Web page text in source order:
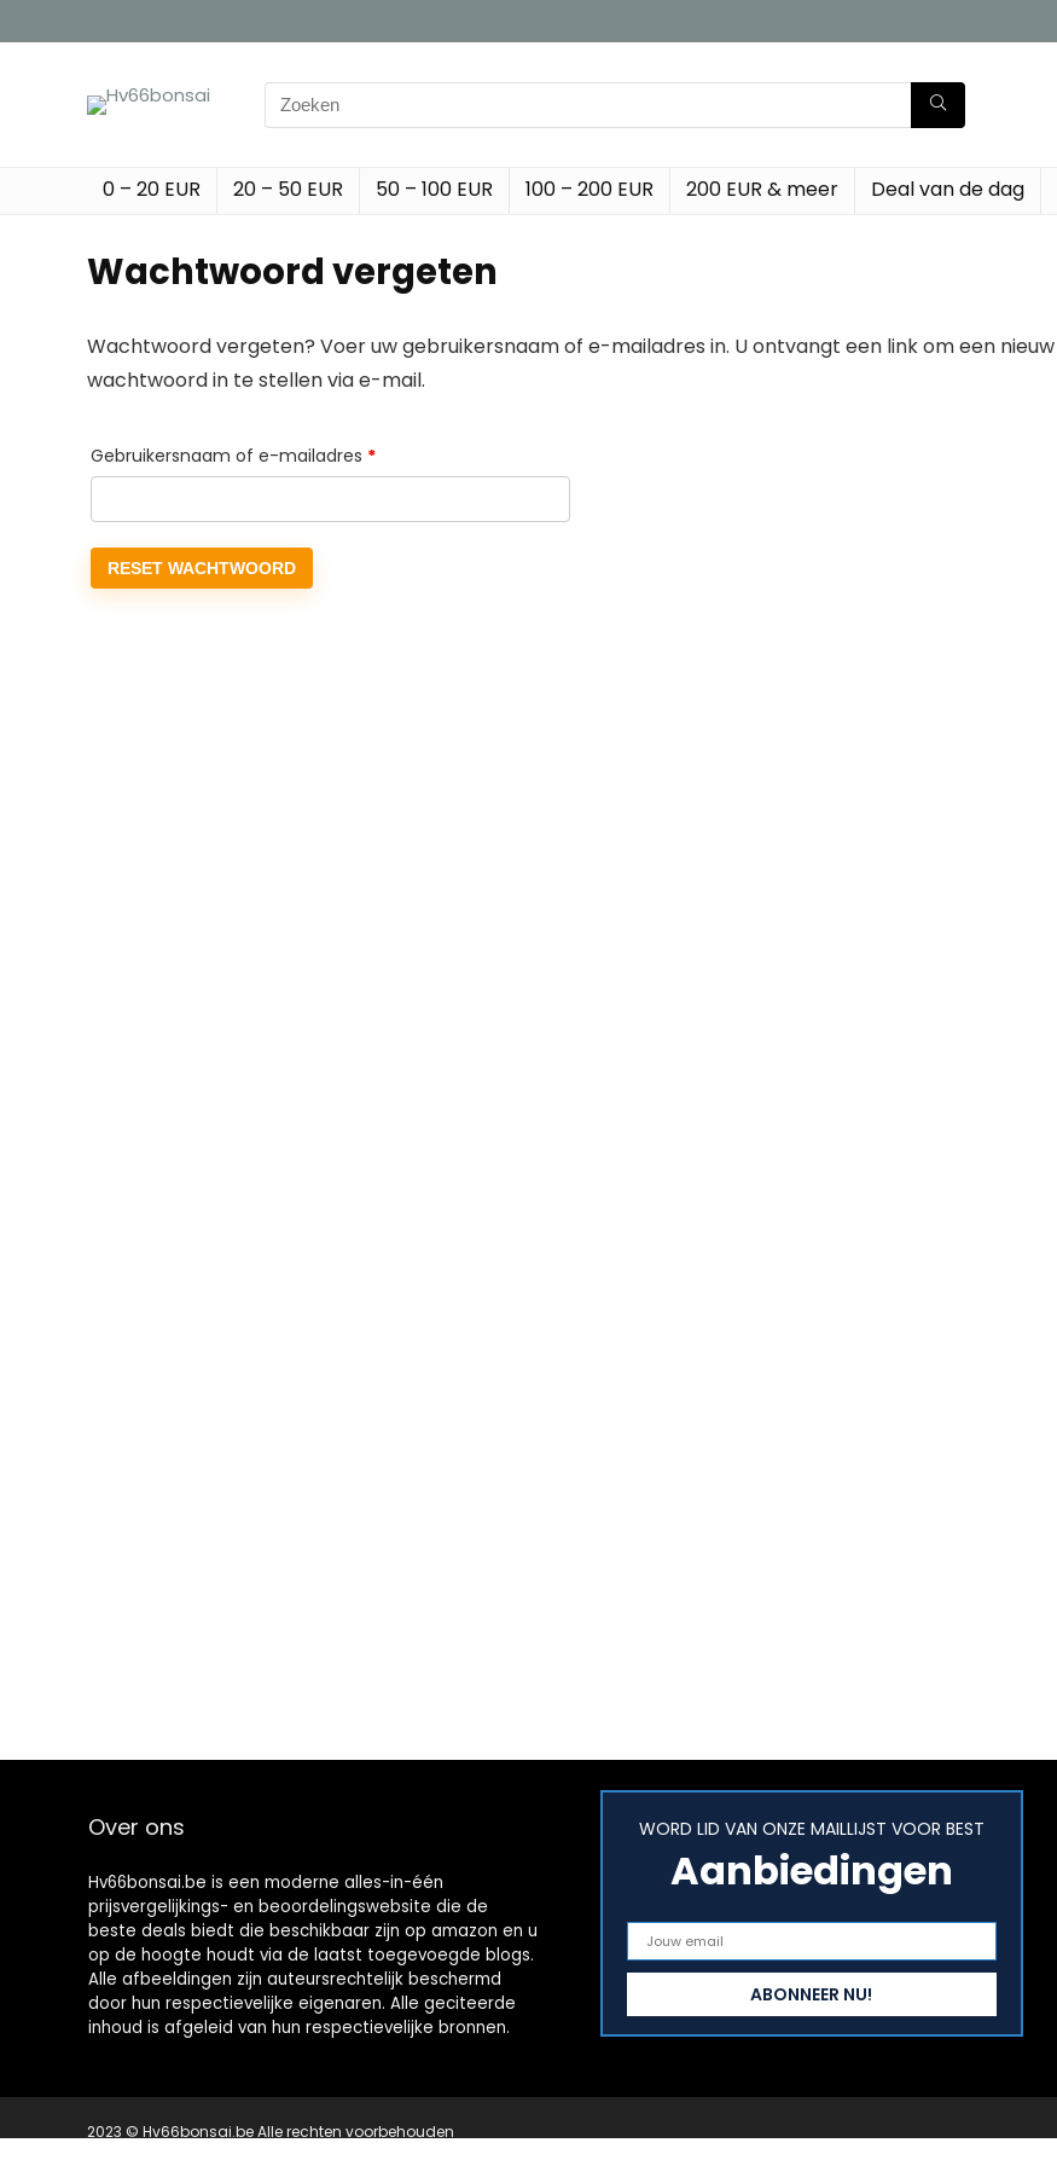
Search
for:
0 – 20 EUR 20 – 50 EUR 50 – 100 EUR 100 – 200 EUR 200 EUR & meer Deal van de dag
Wachtwoord vergeten
Wachtwoord vergeten? Voer uw gebruikersnaam of e-mailadres in. U ontvangt een link om een nieuw
wachtwoord in te stellen via e-mail.
Gebruikersnaam of e-mailadres *Vereist
RESET WACHTWOORD
Over ons
Hv66bonsai.be is een moderne alles-in-één
prijsvergelijkings- en beoordelingswebsite die de
beste deals biedt die beschikbaar zijn op amazon en u
op de hoogte houdt via de laatst toegevoegde blogs.
Alle afbeeldingen zijn auteursrechtelijk beschermd
door hun respectievelijke eigenaren. Alle geciteerde
inhoud is afgeleid van hun respectievelijke bronnen.
WORD LID VAN ONZE MAILLIJST VOOR BEST
Aanbiedingen
2023 © Hv66bonsai.be Alle rechten voorbehouden